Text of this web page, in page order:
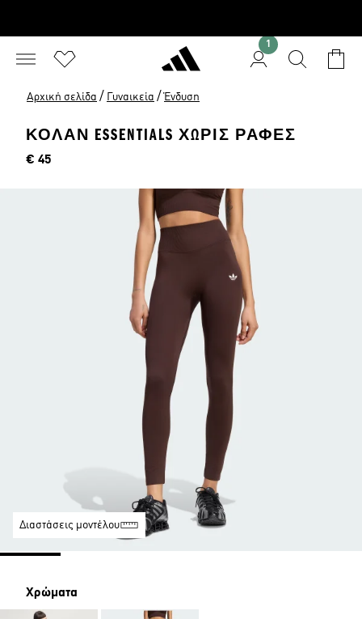
1
Αρχική σελίδα / Γυναικεία / Ένδυση
ΚΟΛΑΝ ESSENTIALS ΧΩΡΙΣ ΡΑΦΕΣ
Τιμή
€ 45
Διαστάσεις μοντέλου
Χρώματα